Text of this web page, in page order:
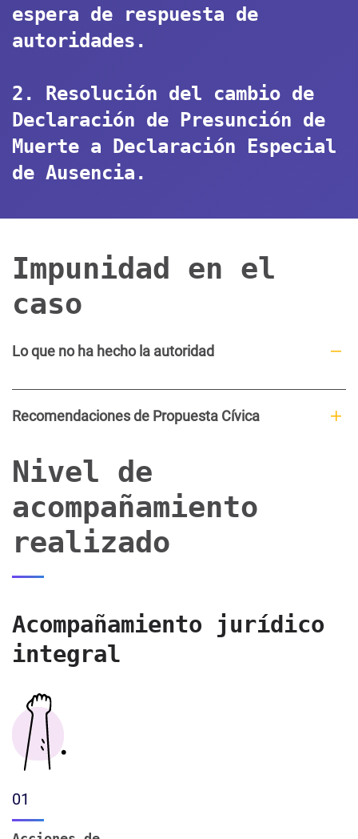
espera de respuesta de
autoridades.
2. Resolución del cambio de
Declaración de Presunción de
Muerte a Declaración Especial
de Ausencia.
Impunidad en el
caso
Lo que no ha hecho la autoridad
Recomendaciones de Propuesta Cívica
Nivel de
acompañamiento
realizado
Acompañamiento jurídico
integral
01